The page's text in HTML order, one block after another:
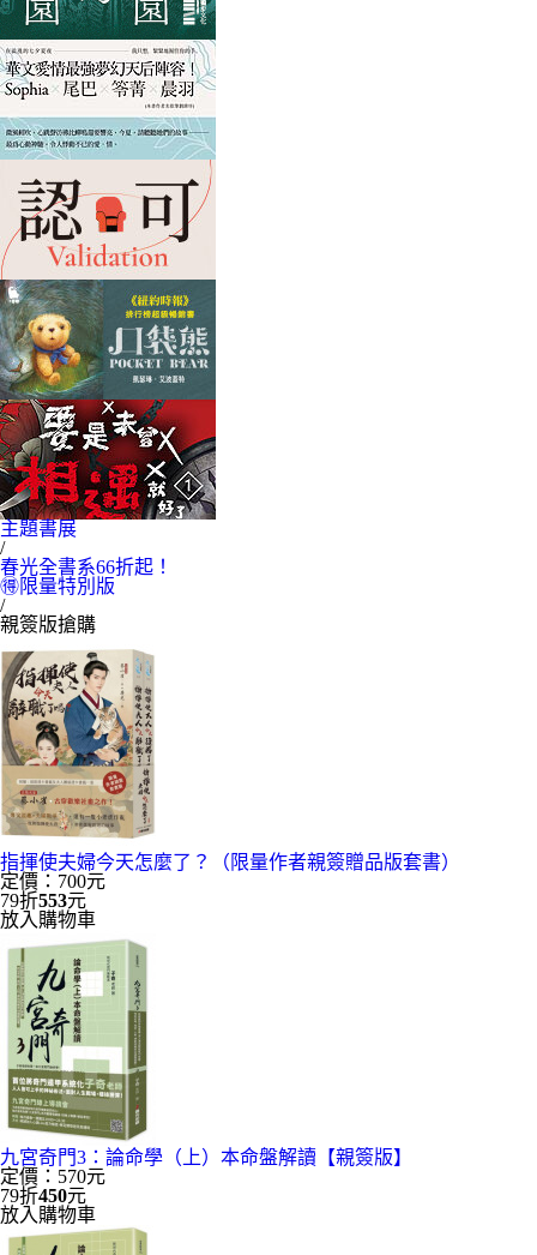
主題書展
/
春光全書系66折起！
🉐限量特別版
/
親簽版搶購
指揮使夫婦今天怎麼了？（限量作者親簽贈品版套書）
定價：700元
79折553元
放入購物車
九宮奇門3：論命學（上）本命盤解讀【親簽版】
定價：570元
79折450元
放入購物車